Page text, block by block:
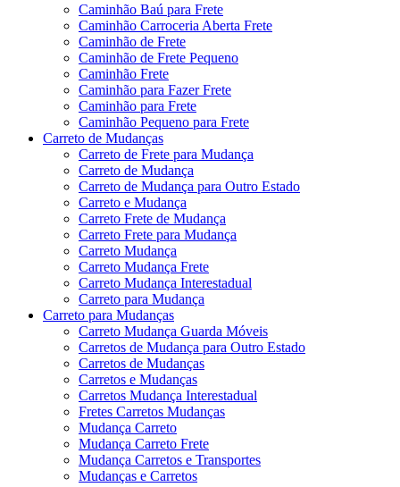
Caminhão Baú para Frete
Caminhão Carroceria Aberta Frete
Caminhão de Frete
Caminhão de Frete Pequeno
Caminhão Frete
Caminhão para Fazer Frete
Caminhão para Frete
Caminhão Pequeno para Frete
Carreto de Mudanças
Carreto de Frete para Mudança
Carreto de Mudança
Carreto de Mudança para Outro Estado
Carreto e Mudança
Carreto Frete de Mudança
Carreto Frete para Mudança
Carreto Mudança
Carreto Mudança Frete
Carreto Mudança Interestadual
Carreto para Mudança
Carreto para Mudanças
Carreto Mudança Guarda Móveis
Carretos de Mudança para Outro Estado
Carretos de Mudanças
Carretos e Mudanças
Carretos Mudança Interestadual
Fretes Carretos Mudanças
Mudança Carreto
Mudança Carreto Frete
Mudança Carretos e Transportes
Mudanças e Carretos